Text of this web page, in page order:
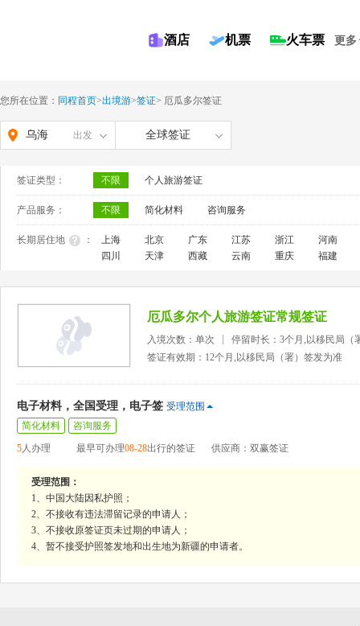
酒店 机票 火车票 更多
您所在位置： 同程首页>出境游>签证> 厄瓜多尔签证
乌海 出发 全球签证
签证类型： 不限 个人旅游签证
产品服务： 不限 简化材料 咨询服务
长期居住地 ： 上海 北京 广东 江苏 浙江
河南
四川
天津 西藏 云南 重庆 福建
厄瓜多尔个人旅游签证常规签证
入境次数：单次
停留时长：3个月,以移民局（
签证有效期：12个月,以移民局（署）签发为准
电子材料，全国受理，电子签 受理范围
简化材料
咨询服务
5人办理 最早可办理08-28出行的签证 供应商：双赢签证
受理范围：
1、中国大陆因私护照；
2、不接收有违法滞留记录的申请人；
3、不接收原签证页未过期的申请人；
4、暂不接受护照签发地和出生地为新疆的申请者。